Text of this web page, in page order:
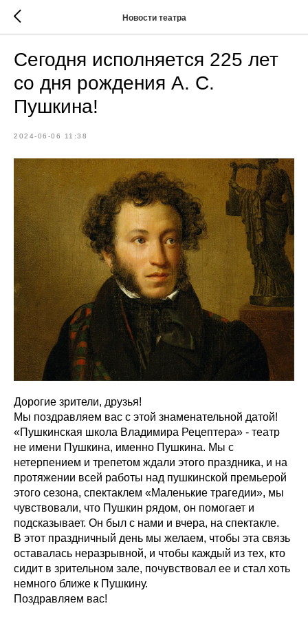
Новости театра
Сегодня исполняется 225 лет
со дня рождения А. С.
Пушкина!
2024-06-06 11:38
Дорогие зрители, друзья!
Мы поздравляем вас с этой знаменательной датой!
«Пушкинская школа Владимира Рецептера» - театр
не имени Пушкина, именно Пушкина. Мы с
нетерпением и трепетом ждали этого праздника, и на
протяжении всей работы над пушкинской премьерой
этого сезона, спектаклем «Маленькие трагедии», мы
чувствовали, что Пушкин рядом, он помогает и
подсказывает. Он был с нами и вчера, на спектакле.
В этот праздничный день мы желаем, чтобы эта связь
оставалась неразрывной, и чтобы каждый из тех, кто
сидит в зрительном зале, почувствовал ее и стал хоть
немного ближе к Пушкину.
Поздравляем вас!